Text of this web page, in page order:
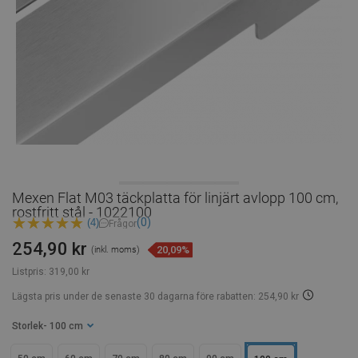
Mexen Flat M03 täckplatta för linjärt avlopp 100 cm,
rostfritt stål - 1022100
(4) Frågor(0)
Listpris: 319,00 kr
254,90 kr (inkl. moms) 20,09%
Lägsta pris under de senaste 30 dagarna före rabatten: 254,90 kr
Storlek - 100 cm